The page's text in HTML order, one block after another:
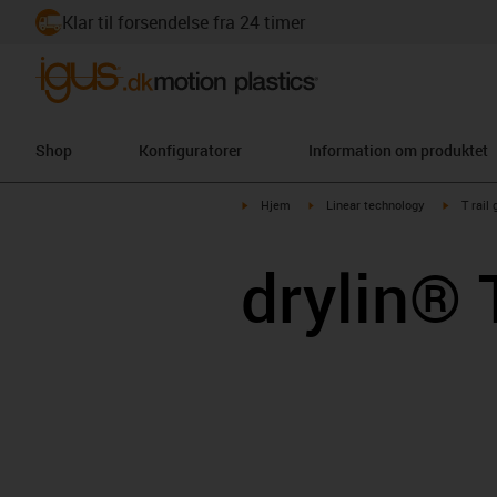
Klar til forsendelse fra 24 timer
Shop Konfiguratorer Information om produktet
igus-icon-arrow-right
Hjem igus-icon-arrow-right
Linear technology igus-
T rail
drylin®